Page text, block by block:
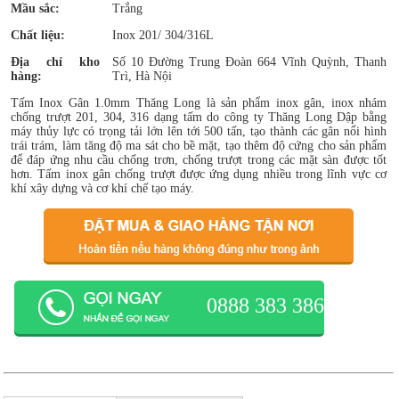
Mầu sắc:
Trắng
Chất liệu:
Inox 201/ 304/316L
Địa chỉ kho
hàng:
Số 10 Đường Trung Đoàn 664 Vĩnh Quỳnh, Thanh
Trì, Hà Nội
Tấm Inox Gân 1.0mm Thăng Long là sản phẩm inox gân, inox nhám
chống trượt 201, 304, 316 dạng tấm do công ty Thăng Long Dập bằng
máy thủy lực có trọng tải lớn lên tới 500 tấn, tạo thành các gân nổi hình
trái trám, làm tăng độ ma sát cho bề mặt, tạo thêm độ cứng cho sản phẩm
để đáp ứng nhu cầu chống trơn, chống trượt trong các mặt sàn được tốt
hơn. Tấm inox gân chống trượt được ứng dụng nhiều trong lĩnh vực cơ
khí xây dựng và cơ khí chế tạo máy.
0888 383 386